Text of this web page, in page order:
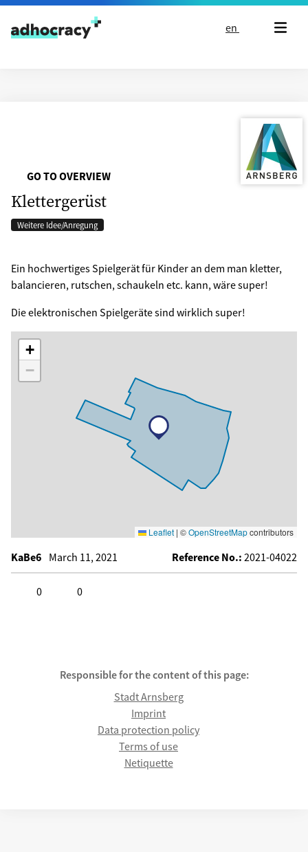
Skip to content
en
GO TO OVERVIEW
Klettergerüst
Weitere Idee/Anregung
Ein hochwertiges Spielgerät für Kinder an dem man kletter,
balancieren, rutschen, schaukeln etc. kann, wäre super!
Die elektronischen Spielgeräte sind wirklich super!
+
−
Leaflet | ©OpenStreetMapcontributors
KaBe6 March 11, 2021 Reference No.: 2021-04022
0
0
Responsible for the content of this page:
Stadt Arnsberg
Imprint
Data protection policy
Terms of use
Netiquette